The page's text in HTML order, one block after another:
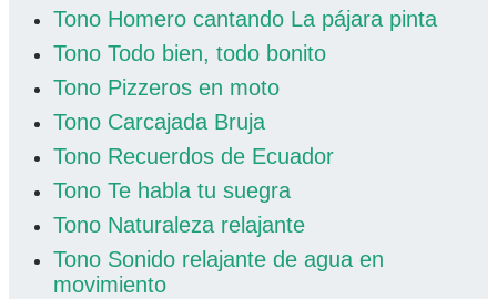
Tono Homero cantando La pájara pinta
Tono Todo bien, todo bonito
Tono Pizzeros en moto
Tono Carcajada Bruja
Tono Recuerdos de Ecuador
Tono Te habla tu suegra
Tono Naturaleza relajante
Tono Sonido relajante de agua en
movimiento